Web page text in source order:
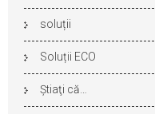
soluții
Soluții ECO
Ştiaţi că…